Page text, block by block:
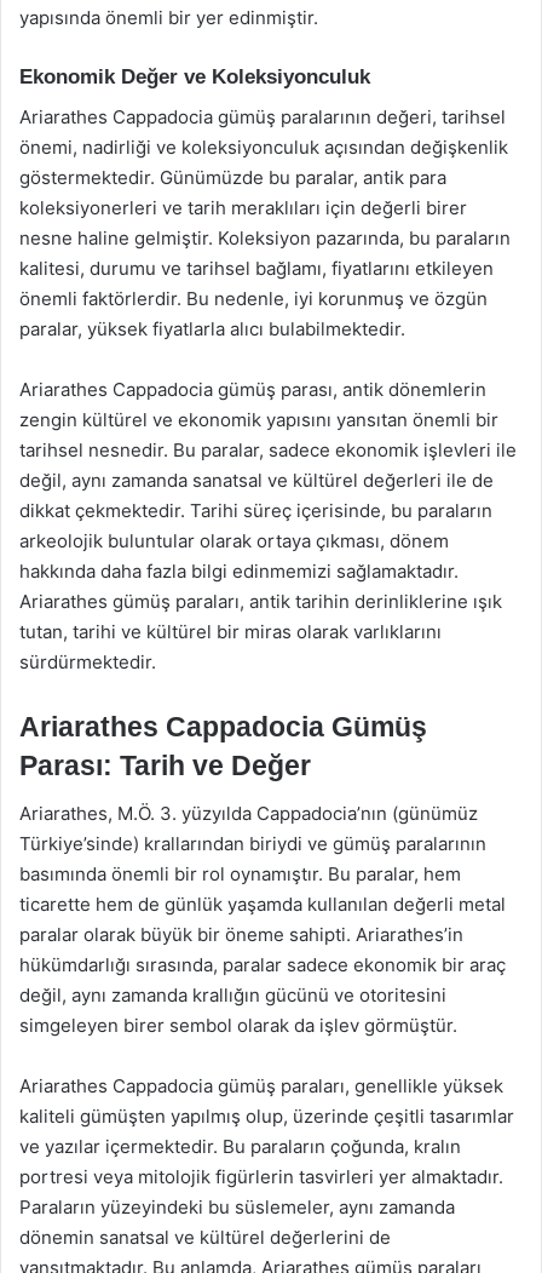
yapısında önemli bir yer edinmiştir.
Ekonomik Değer ve Koleksiyonculuk
Ariarathes Cappadocia gümüş paralarının değeri, tarihsel
önemi, nadirliği ve koleksiyonculuk açısından değişkenlik
göstermektedir. Günümüzde bu paralar, antik para
koleksiyonerleri ve tarih meraklıları için değerli birer
nesne haline gelmiştir. Koleksiyon pazarında, bu paraların
kalitesi, durumu ve tarihsel bağlamı, fiyatlarını etkileyen
önemli faktörlerdir. Bu nedenle, iyi korunmuş ve özgün
paralar, yüksek fiyatlarla alıcı bulabilmektedir.
Ariarathes Cappadocia gümüş parası, antik dönemlerin
zengin kültürel ve ekonomik yapısını yansıtan önemli bir
tarihsel nesnedir. Bu paralar, sadece ekonomik işlevleri ile
değil, aynı zamanda sanatsal ve kültürel değerleri ile de
dikkat çekmektedir. Tarihi süreç içerisinde, bu paraların
arkeolojik buluntular olarak ortaya çıkması, dönem
hakkında daha fazla bilgi edinmemizi sağlamaktadır.
Ariarathes gümüş paraları, antik tarihin derinliklerine ışık
tutan, tarihi ve kültürel bir miras olarak varlıklarını
sürdürmektedir.
Ariarathes Cappadocia Gümüş
Parası: Tarih ve Değer
Ariarathes, M.Ö. 3. yüzyılda Cappadocia’nın (günümüz
Türkiye’sinde) krallarından biriydi ve gümüş paralarının
basımında önemli bir rol oynamıştır. Bu paralar, hem
ticarette hem de günlük yaşamda kullanılan değerli metal
paralar olarak büyük bir öneme sahipti. Ariarathes’in
hükümdarlığı sırasında, paralar sadece ekonomik bir araç
değil, aynı zamanda krallığın gücünü ve otoritesini
simgeleyen birer sembol olarak da işlev görmüştür.
Ariarathes Cappadocia gümüş paraları, genellikle yüksek
kaliteli gümüşten yapılmış olup, üzerinde çeşitli tasarımlar
ve yazılar içermektedir. Bu paraların çoğunda, kralın
portresi veya mitolojik figürlerin tasvirleri yer almaktadır.
Paraların yüzeyindeki bu süslemeler, aynı zamanda
dönemin sanatsal ve kültürel değerlerini de
yansıtmaktadır. Bu anlamda, Ariarathes gümüş paraları